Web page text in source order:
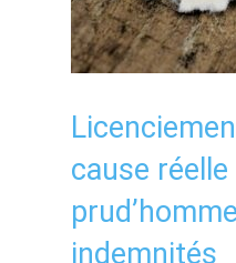
cause réelle
indemnités